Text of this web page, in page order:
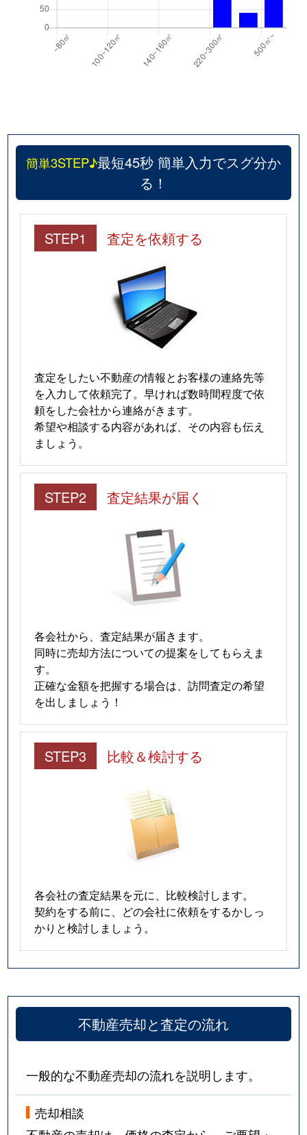
簡単3STEP♪最短45秒 簡単入力でスグ分か
る！
STEP1 査定を依頼する
査定をしたい不動産の情報とお客様の連絡先等
を入力して依頼完了。早ければ数時間程度で依
頼をした会社から連絡がきます。
希望や相談する内容があれば、その内容も伝え
ましょう。
STEP2 査定結果が届く
各会社から、査定結果が届きます。
同時に売却方法についての提案をしてもらえま
す。
正確な金額を把握する場合は、訪問査定の希望
を出しましょう！
STEP3 比較＆検討する
各会社の査定結果を元に、比較検討します。
契約をする前に、どの会社に依頼をするかしっ
かりと検討しましょう。
不動産売却と査定の流れ
一般的な不動産売却の流れを説明します。
売却相談